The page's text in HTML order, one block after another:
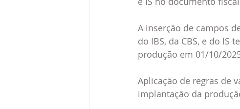
A inserção de campos
do IBS, da CBS, e do IS
produção em 01/10/
Aplicação de regras de
implantação da